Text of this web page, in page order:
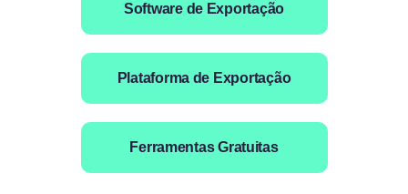
Software de Exportação
Plataforma de Exportação
Ferramentas Gratuitas